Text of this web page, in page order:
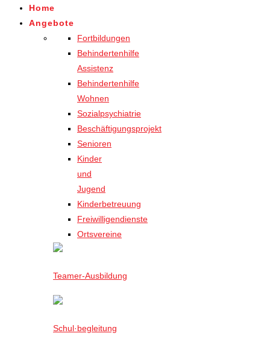
Home
Angebote
Fortbildungen
Behindertenhilfe
Assistenz
Behindertenhilfe
Wohnen
Sozialpsychiatrie
Beschäftigungsprojekt
Senioren
Kinder
und
Jugend
Kinderbetreuung
Freiwilligendienste
Ortsvereine
Teamer-Ausbildung
Schul·begleitung